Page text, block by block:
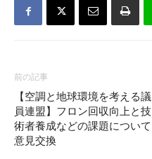
前の記事
【空調と地球環境を考える議
員連盟】フロン回収向上と技
術者養成などの課題について
意見交換